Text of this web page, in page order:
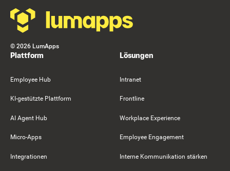
© 2026 LumApps
Plattform
Employee Hub
KI-gestützte Plattform
AI Agent Hub
Micro-Apps
Integrationen
Lösungen
Intranet
Frontline
Workplace Experience
Employee Engagement
Interne Kommunikation stärken